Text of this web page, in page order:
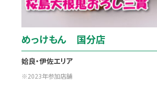
めっけもん 国分店
姶良・伊佐エリア
2023年参加店舗